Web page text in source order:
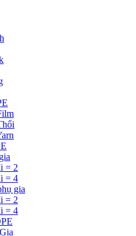
= 2
= 4
gia
= 2
= 4